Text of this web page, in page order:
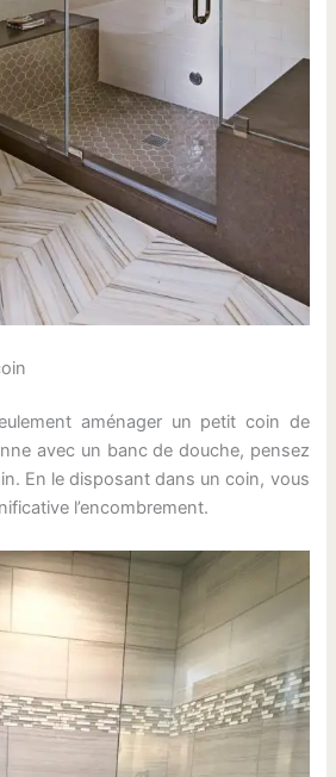
aménager un petit coin de
avec un banc de douche, pensez
En le disposant dans un coin, vous
l’encombrement.